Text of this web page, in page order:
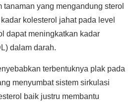
tanaman yang mengandung sterol
kolesterol jahat pada level
dapat meningkatkan kadar
dalam darah.
terbentuknya plak pada
menyumbat sistem sirkulasi
baik justru membantu